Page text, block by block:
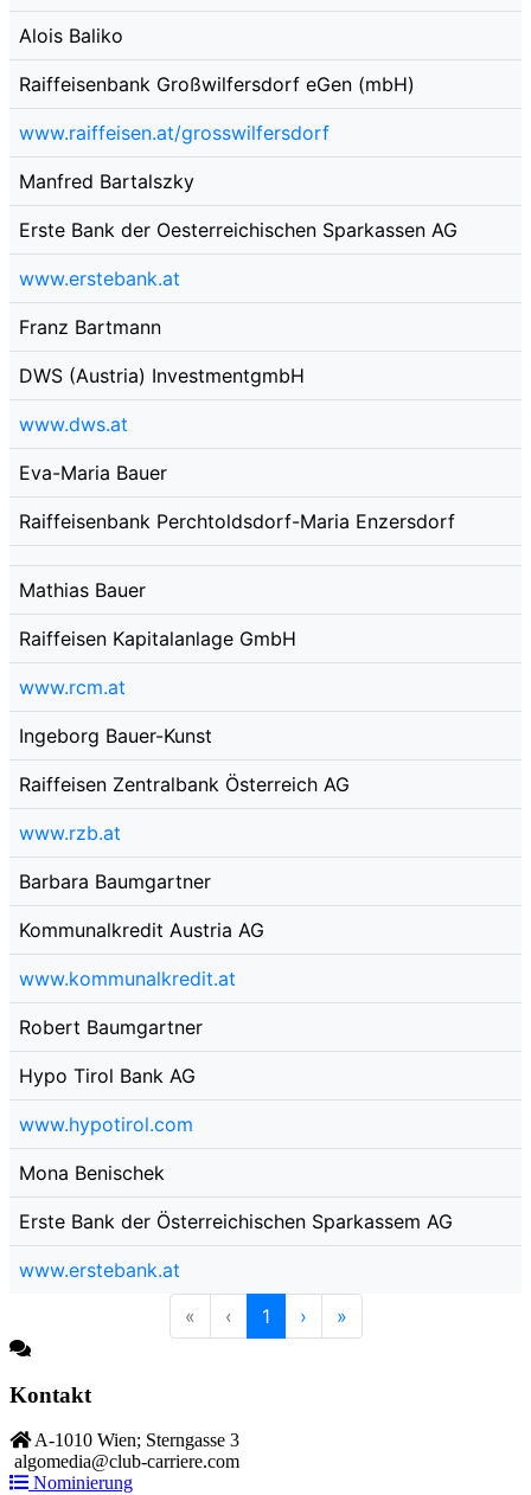
Alois Baliko
Raiffeisenbank Großwilfersdorf eGen (mbH)
www.raiffeisen.at/grosswilfersdorf
Manfred Bartalszky
Erste Bank der Oesterreichischen Sparkassen AG
www.erstebank.at
Franz Bartmann
DWS (Austria) InvestmentgmbH
www.dws.at
Eva-Maria Bauer
Raiffeisenbank Perchtoldsdorf-Maria Enzersdorf
Mathias Bauer
Raiffeisen Kapitalanlage GmbH
www.rcm.at
Ingeborg Bauer-Kunst
Raiffeisen Zentralbank Österreich AG
www.rzb.at
Barbara Baumgartner
Kommunalkredit Austria AG
www.kommunalkredit.at
Robert Baumgartner
Hypo Tirol Bank AG
www.hypotirol.com
Mona Benischek
Erste Bank der Österreichischen Sparkassem AG
www.erstebank.at
«
‹ 1 › »
Kontakt
A-1010 Wien; Sterngasse 3
algomedia@club-carriere.com
Nominierung